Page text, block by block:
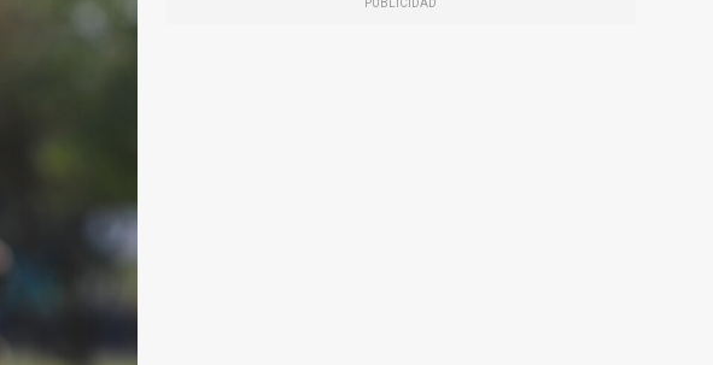
PUBLICIDAD